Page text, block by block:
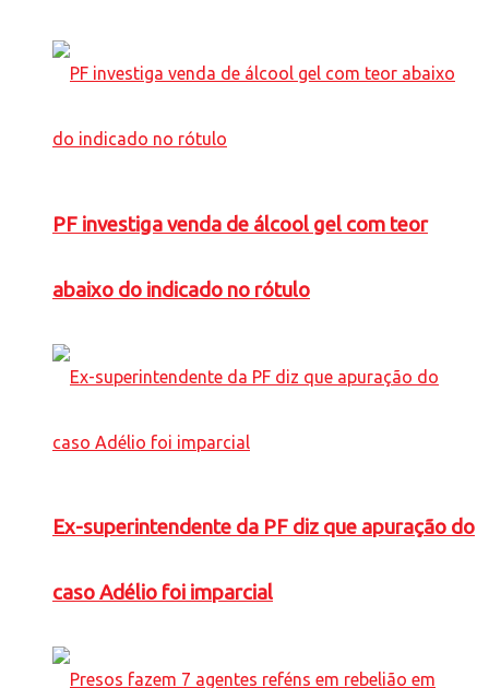
PF investiga venda de álcool gel com teor
abaixo do indicado no rótulo
Ex-superintendente da PF diz que apuração do
caso Adélio foi imparcial